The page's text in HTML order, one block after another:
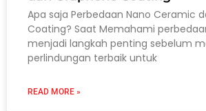
Apa saja Perbedaan Nano Ceramic
Coating? Saat Memahami
menjadi langkah penting sebelum
perlindungan terbaik untuk
READ MORE »